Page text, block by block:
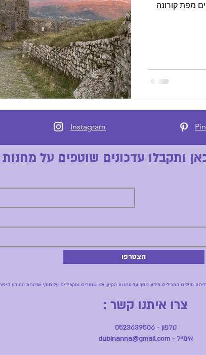
מפת קורונה
Instagram
ותקבלו עדכונים שוטפים על מחנות
הצטרפו
צרו איתנו קשר :
טלפון - 0523639506
אימייל - dubinanna@gmail.com
מיילים המכילים מידע נוסף על מחנות הקיץ, אנו שומרים ומקפידים על חוקי אבטחת המידע